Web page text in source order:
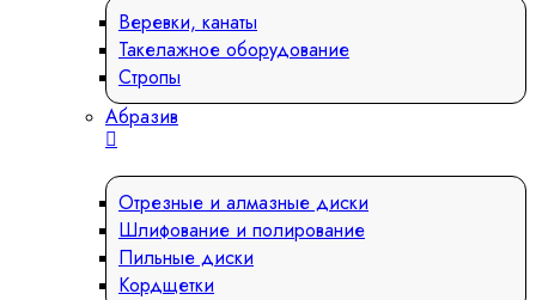
Веревки, канаты
Такелажное оборудование
Стропы
Абразив
Отрезные и алмазные диски
Шлифование и полирование
Пильные диски
Кордщетки